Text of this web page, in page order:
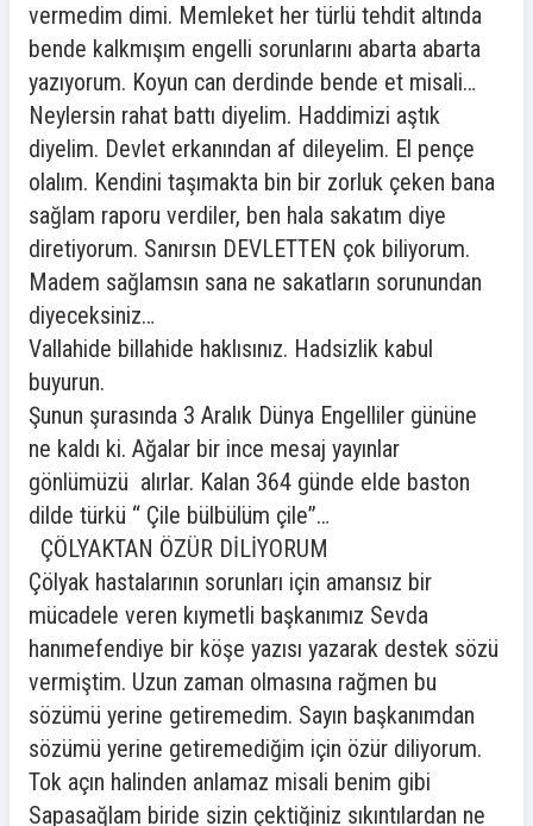
vermedim dimi. Memleket her türlü tehdit altında
bende kalkmışım engelli sorunlarını abarta abarta
yazıyorum. Koyun can derdinde bende et misali…
Neylersin rahat battı diyelim. Haddimizi aştık
diyelim. Devlet erkanından af dileyelim. El pençe
olalım. Kendini taşımakta bin bir zorluk çeken bana
sağlam raporu verdiler, ben hala sakatım diye
diretiyorum. Sanırsın DEVLETTEN çok biliyorum.
Madem sağlamsın sana ne sakatların sorunundan
diyeceksiniz…
Vallahide billahide haklısınız. Hadsizlik kabul
buyurun.
Şunun şurasında 3 Aralık Dünya Engelliler gününe
ne kaldı ki. Ağalar bir ince mesaj yayınlar
gönlümüzü alırlar. Kalan 364 günde elde baston
dilde türkü “ Çile bülbülüm çile”…
ÇÖLYAKTAN ÖZÜR DİLİYORUM
Çölyak hastalarının sorunları için amansız bir
mücadele veren kıymetli başkanımız Sevda
hanımefendiye bir köşe yazısı yazarak destek sözü
vermiştim. Uzun zaman olmasına rağmen bu
sözümü yerine getiremedim. Sayın başkanımdan
sözümü yerine getiremediğim için özür diliyorum.
Tok açın halinden anlamaz misali benim gibi
Sapasağlam biride sizin çektiğiniz sıkıntılardan ne